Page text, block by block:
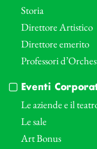
Storia
Direttore Artistico
Direttore emerito
Professori
Eventi
Le aziende e il
Le sale
Art Bonus